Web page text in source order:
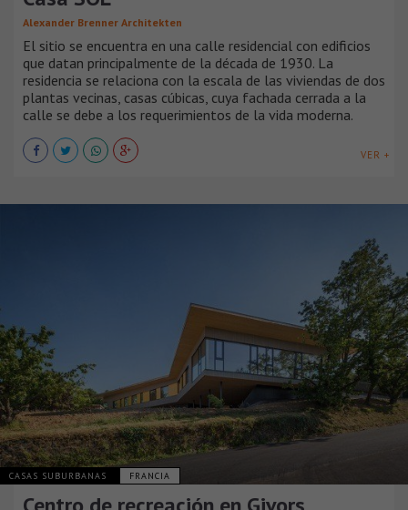
Alexander Brenner Architekten
El sitio se encuentra en una calle residencial con edificios
que datan principalmente de la década de 1930. La
residencia se relaciona con la escala de las viviendas de dos
plantas vecinas, casas cúbicas, cuya fachada cerrada a la
calle se debe a los requerimientos de la vida moderna.
VER +
CASAS SUBURBANAS FRANCIA